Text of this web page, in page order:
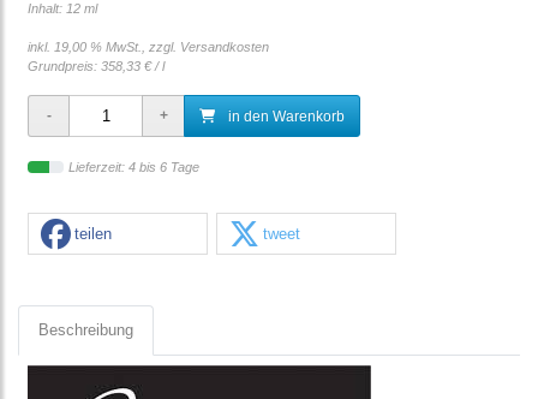
Inhalt: 12 ml
inkl. 19,00 % MwSt., zzgl. Versandkosten
Grundpreis: 358,33 € / l
in den Warenkorb
Lieferzeit: 4 bis 6 Tage
teilen tweet
Beschreibung